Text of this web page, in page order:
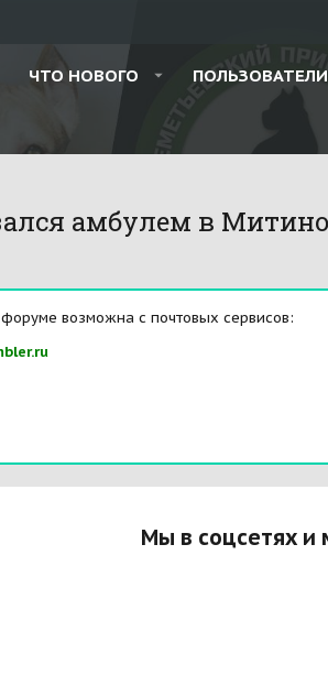
ЧТО НОВОГО ПОЛЬЗОВАТЕЛИ
амбулем в
возможна с почтовых сервисов:
Мы в соцсетях и